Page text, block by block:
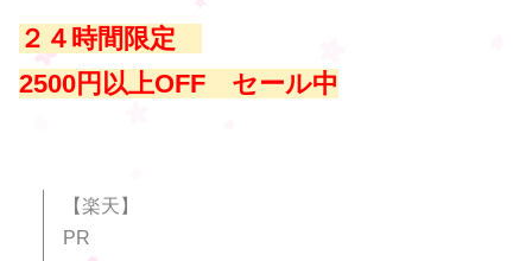
２４時間限定
2500円以上OFF セール中
【楽天】
PR